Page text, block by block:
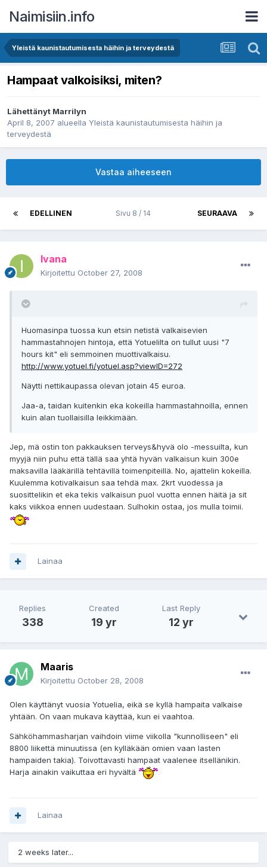
Naimisiin.info
Yleistä kaunistautumisesta häihin ja terveydestä
Hampaat valkoisiksi, miten?
Lähettänyt Marrilyn
April 8, 2007 alueella Yleistä kaunistautumisesta häihin ja
terveydestä
Vastaa aiheeseen
EDELLINEN SEURAAVA
Sivu 8 / 14
Ivana
Kirjoitettu October 27, 2008
Huomasinpa tuossa kun etsin netistä valkaisevien
hammastahnojen hintoja, että Yotuelilta on tullut uusi "7
hours kit" eli semmoinen muottivalkaisu.
http://www.yotuel.fi/yotuel.asp?viewID=272
Näytti nettikaupassa olevan jotain 45 euroa.
Jaa-a, taidan kuitenkin eka kokeilla hammastahnoilla, ennen
kuin alan tuollaisilla leikkimään.
Jep, mä ostin ton pakkauksen terveys&hyvä olo -messuilta, kun
myyjä niin puhu että tällä saa yhtä hyvän valkaisun kuin 300e
maksavilla lääkärillä tehtävillä toimenpiteillä. No, ajattelin kokeilla.
Kuulemma kotivalkaisun saa tehdä max. 2krt vuodessa ja
suosittelikin et eka tekis valkaisun puol vuotta ennen häitä ja sit
kaks viikkoa ennen uudestaan. Sulhokin ostaa, jos mulla toimii.
Lainaa
Replies
338
Created
19 yr
Last Reply
12 yr
Maaris
Kirjoitettu October 28, 2008
Olen käyttänyt vuosia Yotuelia, eikä se kyllä hampaita valkaise
yhtään. On vaan mukava käyttää, kun ei vaahtoa.
Sähköhammasharjan vaihdoin viime viikolla "kunnolliseen" eli
8800 liikettä minuutissa (en kylläkään omien vaan lasten
hampaiden takia). Toivottavasti hampaat vaalenee itsellänikin.
Harja ainakin vaikuttaa eri hyvältä
Lainaa
2 weeks later...